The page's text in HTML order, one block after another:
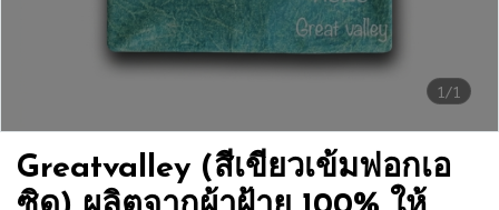
1/1
Greatvalley (สีเขียวเข้มฟอกเอ